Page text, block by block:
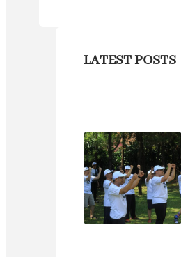
LATEST POSTS